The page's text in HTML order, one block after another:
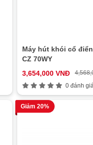
Máy hút khói cổ điển
CZ 70WY
3,654,000 VNĐ
0 đánh
Giảm 20%